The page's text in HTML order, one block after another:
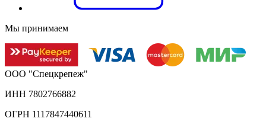
Мы принимаем
ООО "Спецкрепеж"
ИНН 7802766882
ОГРН 1117847440611